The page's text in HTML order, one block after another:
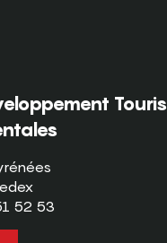
52 53